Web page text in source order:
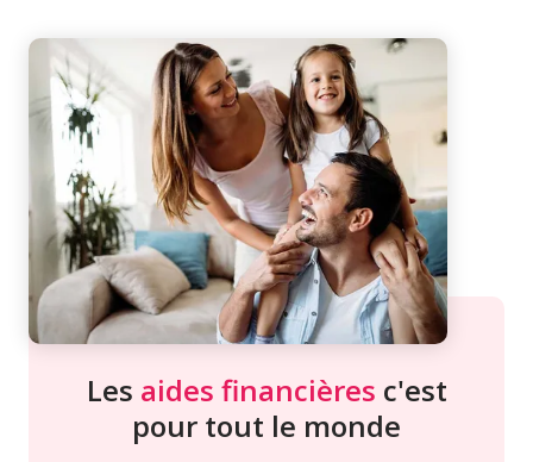
Les aides financières c'est
pour tout le monde